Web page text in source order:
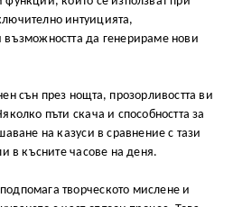
интуицията,
възможността да генерираме нови
сън през нощта, прозорливостта ви
пъти скача и способността за
на казуси в сравнение с тази
в късните часове на деня.
творческото мислене и